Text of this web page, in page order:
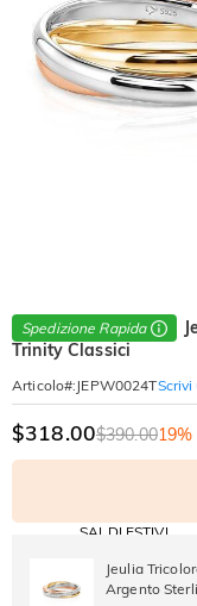
Spedizione Rapida
Trinity Classici
Articolo#: JEPW0024TScrivi
$318.00$390.0019%
SALDI ESTIVI
SU TUTTO
-30%
SUL
Jeulia
Argento